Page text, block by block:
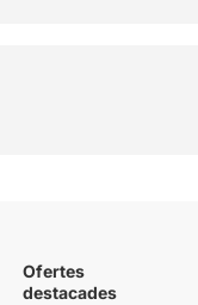
Ofertes
destacades